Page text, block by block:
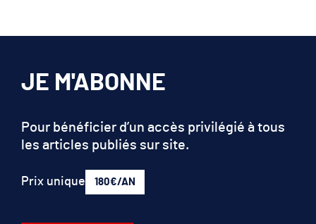
JE M'ABONNE
Pour bénéficier d’un accès privilégié à tous
les articles publiés sur site.
Prix unique 180€/AN